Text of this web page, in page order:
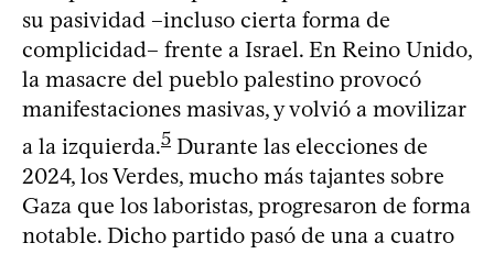
su pasividad –incluso cierta forma de
complicidad– frente a Israel. En Reino Unido,
la masacre del pueblo palestino provocó
manifestaciones masivas, y volvió a movilizar
a la izquierda.5 Durante las elecciones de
2024, los Verdes, mucho más tajantes sobre
Gaza que los laboristas, progresaron de forma
notable. Dicho partido pasó de una a cuatro